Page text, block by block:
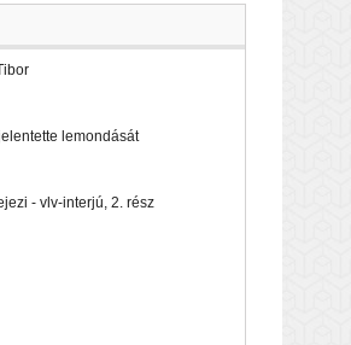
lemondását
- vlv-interjú, 2. rész